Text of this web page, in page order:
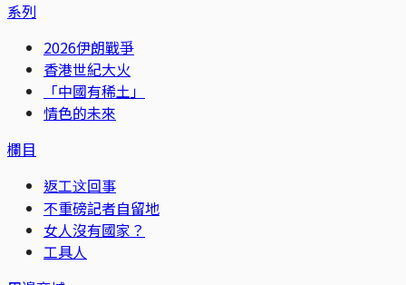
系列
2026伊朗戰爭
香港世紀大火
「中國有稀土」
情色的未來
欄目
返工这回事
不重磅記者自留地
女人沒有國家？
工具人